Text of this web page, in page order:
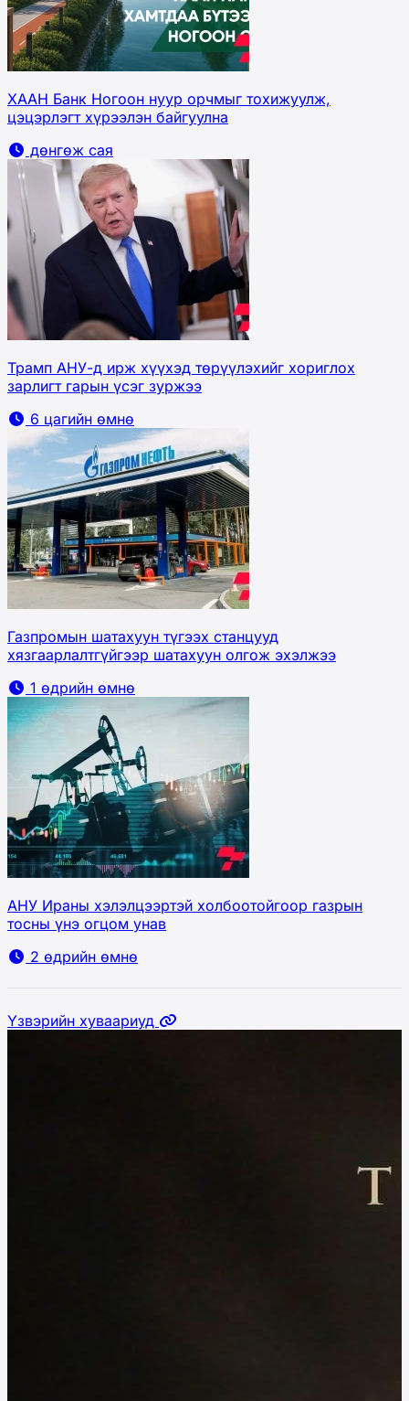
ХААН Банк Ногоон нуур орчмыг тохижуулж,
цэцэрлэгт хүрээлэн байгуулна
дөнгөж сая
Трамп АНУ-д ирж хүүхэд төрүүлэхийг хориглох
зарлигт гарын үсэг зуржээ
6 цагийн өмнө
Газпромын шатахуун түгээх станцууд
хязгаарлалтгүйгээр шатахуун олгож эхэлжээ
1 өдрийн өмнө
АНУ Ираны хэлэлцээртэй холбоотойгоор газрын
тосны үнэ огцом унав
2 өдрийн өмнө
Үзвэрийн хуваариуд